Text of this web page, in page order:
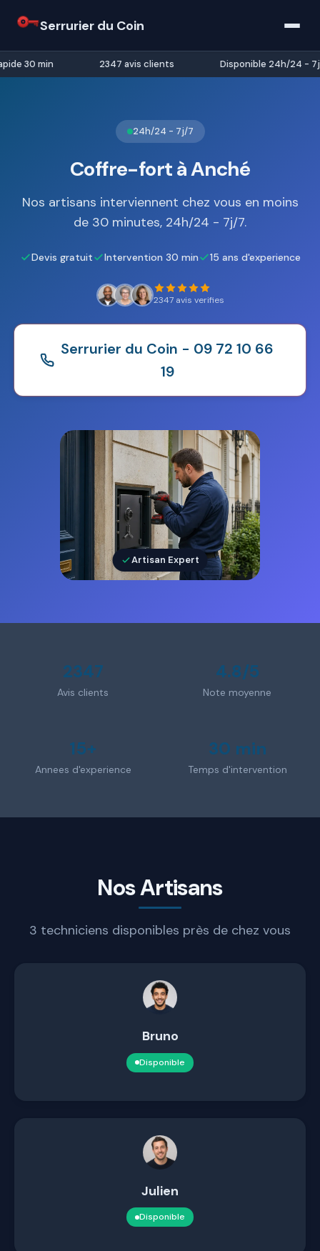
Serrurier du Coin
30 min 2347 avis clients Disponible 24h/24 - 7j/
24h/24 - 7j/7
Coffre-fort à Anché
Nos artisans interviennent chez vous en moins
de 30 minutes, 24h/24 - 7j/7.
Devis gratuit Intervention 30 min 15 ans d'experience
2347 avis verifies
Serrurier du Coin - 09 72 10 66
19
Artisan Expert
2347
Avis clients
4.8/5
Note moyenne
15+
Annees d'experience
30 min
Temps d'intervention
Nos Artisans
3 techniciens disponibles près de chez vous
Bruno
Disponible
Julien
Disponible